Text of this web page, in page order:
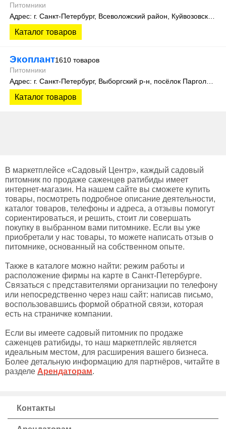
Питомники
Каталог товаров
Экоплант1610 товаров
Питомники
Каталог товаров
В маркетплейсе «Садовый Центр», каждый садовый
питомник по продаже саженцев ратибиды имеет
интернет-магазин. На нашем сайте вы сможете купить
товары, посмотреть подробное описание деятельности,
каталог товаров, телефоны и адреса, а отзывы помогут
сориентироваться, и решить, стоит ли совершать
покупку в выбранном вами питомнике. Если вы уже
приобретали у нас товары, то можете написать отзыв о
питомнике, основанный на собственном опыте.
Также в каталоге можно найти: режим работы и
расположение фирмы на карте в Санкт-Петербурге.
Связаться с представителями организации по телефону
или непосредственно через наш сайт: написав письмо,
воспользовавшись формой обратной связи, которая
есть на страничке компании.
Если вы имеете садовый питомник по продаже
саженцев ратибиды, то наш маркетплейс является
идеальным местом, для расширения вашего бизнеса.
Более детальную информацию для партнёров, читайте в
разделе Арендаторам.
Контакты